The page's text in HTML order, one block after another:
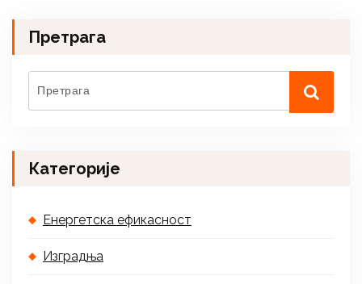
Претрага
Категорије
Енергетска ефикасност
Изградња